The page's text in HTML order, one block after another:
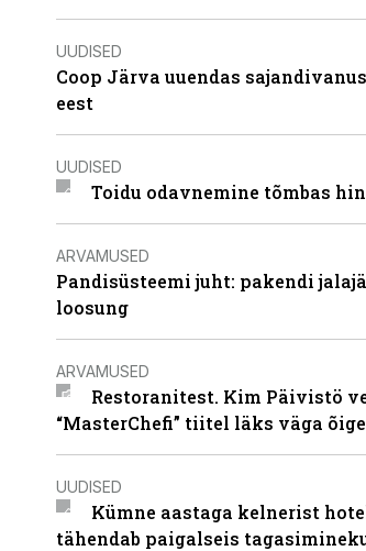
UUDISED
Coop Järva uuendas
eest
UUDISED
Toidu odavnemine tõmbas
ARVAMUSED
Pandisüsteemi juht: pakendi
loosung
ARVAMUSED
Restoranitest. Kim Päivistö
“MasterChefi” tiitel läks väga
UUDISED
Kümne aastaga kelnerist
tähendab paigalseis